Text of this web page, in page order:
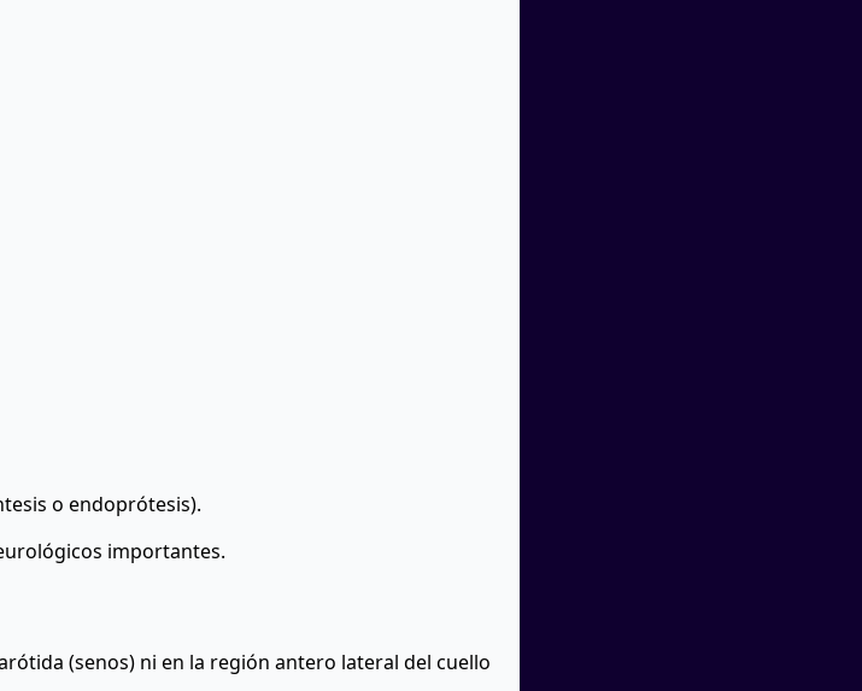
o endoprótesis).
importantes.
(senos) ni en la región antero lateral del cuello